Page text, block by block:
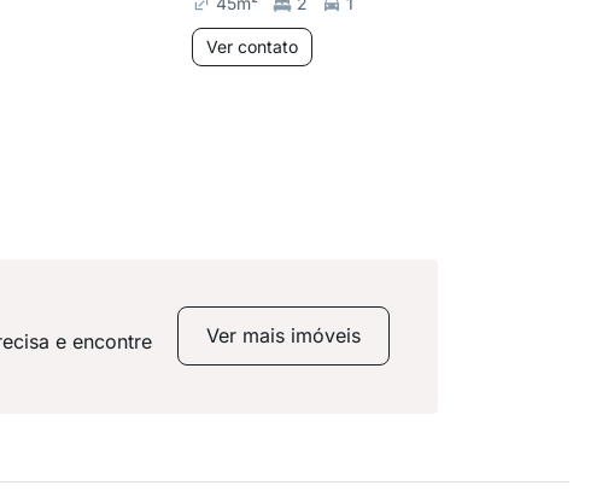
Ver contato
e encontre
Ver mais imóveis